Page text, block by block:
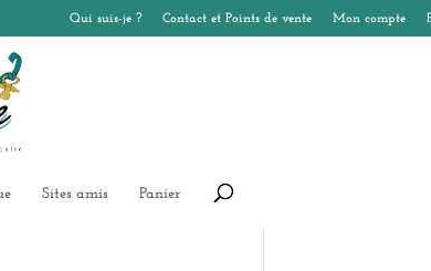
Qui suis-je ? Contact et Points de vente Mon compte
Sites amis Panier